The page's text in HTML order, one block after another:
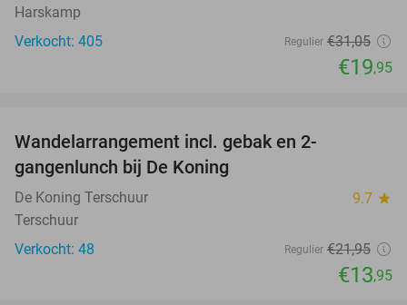
Harskamp
Verkocht: 405
Regulier €31,05
€19,95
TODAY
Wandelarrangement incl. gebak en 2-
gangenlunch bij De Koning
De Koning Terschuur 9.7 star
Terschuur
Verkocht: 48
Regulier €21,95
€13,95